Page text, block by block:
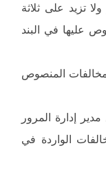
تزید على ثلاثة
علیھا في البند
المنصوص
إدارة المرور
الواردة في